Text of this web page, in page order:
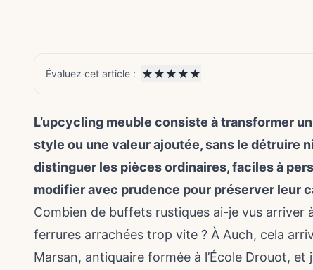
Évaluez cet article : ★ ★ ★ ★ ★
L’upcycling meuble consiste à transformer
style ou une valeur ajoutée, sans le détruire
distinguer les pièces ordinaires, faciles à
modifier avec prudence pour préserver leur
Combien de buffets rustiques ai-je vus arriver
ferrures arrachées trop vite ? À Auch, cela
Marsan, antiquaire formée à l’École Drouot,